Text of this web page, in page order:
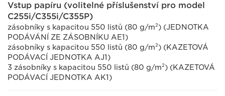
Vstup papíru (volitelné příslušenství pro model
C255i/C355i/C355P)
zásobníky s kapacitou 550 listů (80 g/m²) (JEDNOTKA
PODÁVÁNÍ ZE ZÁSOBNÍKU AE1)
zásobníky s kapacitou 550 listů (80 g/m²) (KAZETOVÁ
PODÁVACÍ JEDNOTKA AJ1)
3 zásobníky s kapacitou 550 listů (80 g/m²) (KAZETOVÁ
PODÁVACÍ JEDNOTKA AK1)